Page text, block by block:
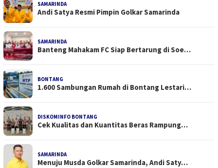
SAMARINDA
Andi Satya Resmi Pimpin Golkar Samarinda
SAMARINDA
Banteng Mahakam FC Siap Bertarung di Soe…
BONTANG
1.600 Sambungan Rumah di Bontang Lestari…
DISKOMINFO BONTANG
Cek Kualitas dan Kuantitas Beras Rampung…
SAMARINDA
Menuju Musda Golkar Samarinda, Andi Saty…